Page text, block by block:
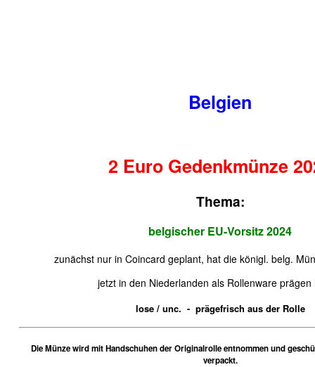
Belgien
2 Euro Gedenkmünze
Thema:
belgischer EU-Vorsitz 2024
zunächst nur in Coincard geplant, hat die königl. belg.
jetzt in den Niederlanden als Rollenware prägen
lose / unc. - prägefrisch aus der Rolle
Die Münze wird mit Handschuhen der Originalrolle entnommen und
verpackt.